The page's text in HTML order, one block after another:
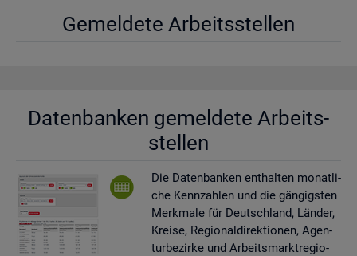
Ge­mel­de­te Ar­beits­stel­len
Da­ten­ban­ken ge­mel­de­te Ar­beits­
stel­len
Die Da­ten­ban­ken ent­hal­ten mo­nat­li­
che Kenn­zah­len und die gän­gigs­ten
Merk­ma­le für Deutsch­land, Län­der,
Krei­se, Re­gio­nal­di­rek­tio­nen, Agen­
tur­be­zir­ke und Ar­beits­markt­re­gio­